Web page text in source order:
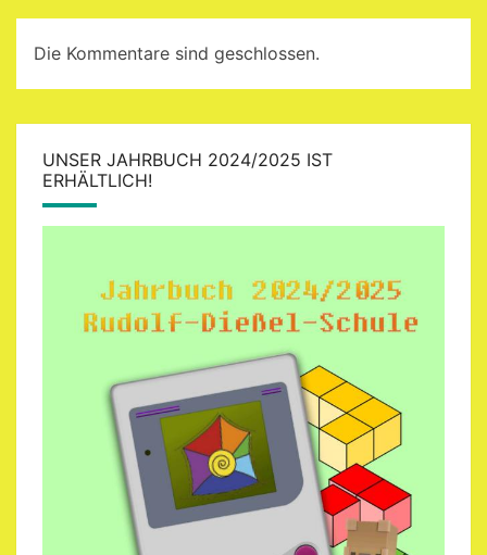
Die Kommentare sind geschlossen.
UNSER JAHRBUCH 2024/2025 IST
ERHÄLTLICH!